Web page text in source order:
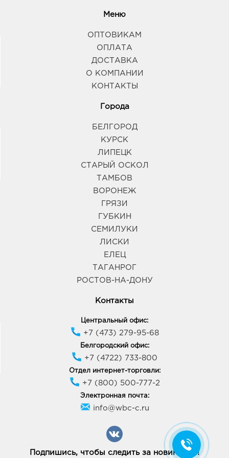
Меню
ОПТОВИКАМ
ОПЛАТА
ДОСТАВКА
О КОМПАНИИ
КОНТАКТЫ
Города
БЕЛГОРОД
КУРСК
ЛИПЕЦК
СТАРЫЙ ОСКОЛ
ТАМБОВ
ВОРОНЕЖ
ГРЯЗИ
ГУБКИН
СЕМИЛУКИ
ЛИСКИ
ЕЛЕЦ
ТАГАНРОГ
РОСТОВ-НА-ДОНУ
Контакты
Центральный офис:
+7 (473) 279-95-68
Белгородский офис:
+7 (4722) 733-800
Отдел интернет-торговли:
+7 (800) 500-777-2
Электронная почта:
info@wbc-c.ru
Подпишись, чтобы следить за новинками!